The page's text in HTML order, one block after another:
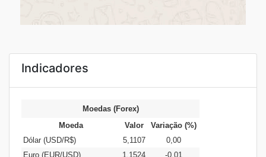
Indicadores
Moedas (Forex)
Moeda
Valor
Variação (%)
Dólar (USD/R$)
5,1107
0,00
Euro (EUR/USD)
1,1524
-0,01